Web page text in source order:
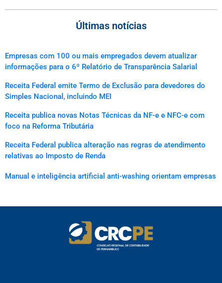
Últimas notícias
Empresas com 100 ou mais empregados devem atualizar
informações para o 6º Relatório de Transparência Salarial
Receita Federal emite Termo de Exclusão para devedores do
Simples Nacional, incluindo MEI
Receita publica novas Notas Técnicas da NF-e e NFC-e com
foco na Reforma Tributária
Receita Federal publica alteração nas regras de atendimento
relativas ao Imposto de Renda
Manual e inteligência artificial anti-washing orientam empresas